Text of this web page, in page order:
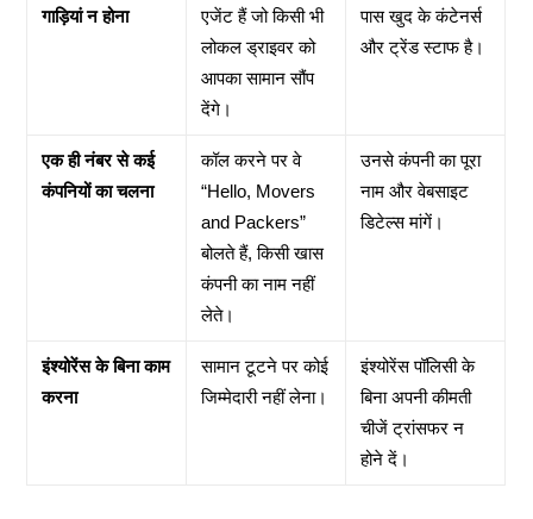
गाड़ियां न होना
एजेंट हैं जो किसी भी
लोकल ड्राइवर को
आपका सामान सौंप
देंगे।
पास खुद के कंटेनर्स
और ट्रेंड स्टाफ है।
एक ही नंबर से कई
कंपनियों का चलना
कॉल करने पर वे
“Hello, Movers
and Packers”
बोलते हैं, किसी खास
कंपनी का नाम नहीं
लेते।
उनसे कंपनी का पूरा
नाम और वेबसाइट
डिटेल्स मांगें।
इंश्योरेंस के बिना काम
करना
सामान टूटने पर कोई
जिम्मेदारी नहीं लेना।
इंश्योरेंस पॉलिसी के
बिना अपनी कीमती
चीजें ट्रांसफर न
होने दें।